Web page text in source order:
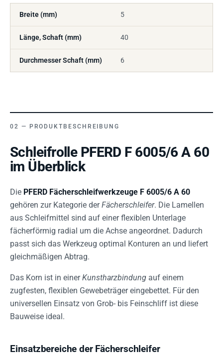
Breite (mm) 5
Länge, Schaft (mm) 40
Durchmesser Schaft (mm) 6
PRODUKTBESCHREIBUNG
Schleifrolle PFERD F 6005/6 A 60
im Überblick
Die PFERD Fächerschleifwerkzeuge F 6005/6 A 60
gehören zur Kategorie derFächerschleifer. Die Lamellen
aus Schleifmittel sind auf einer flexiblen Unterlage
fächerförmig radial um die Achse angeordnet. Dadurch
passt sich das Werkzeug optimal Konturen an und liefert
gleichmäßigen Abtrag.
Das Korn ist in einerKunstharzbindung auf einem
zugfesten, flexiblen Gewebeträger eingebettet. Für den
universellen Einsatz von Grob- bis Feinschliff ist diese
Bauweise ideal.
Einsatzbereiche der Fächerschleifer